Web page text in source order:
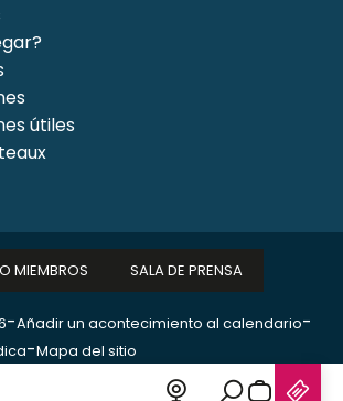
útiles
-Añadir un acontecimiento al calendario-
-Mapa del sitio
MIEMBROS SALA DE PRENSA